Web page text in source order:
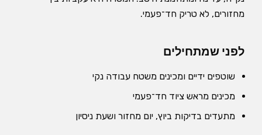
מחזורים, לא טריק חד־פעמי.
לפני שמתחילים
שוטפים ידיים ומכינים משטח עבודה נקי
מכינים מראש ציוד חד־פעמי
מתעדים בדיקות ביוץ, יום מחזור ושעת ניסיון